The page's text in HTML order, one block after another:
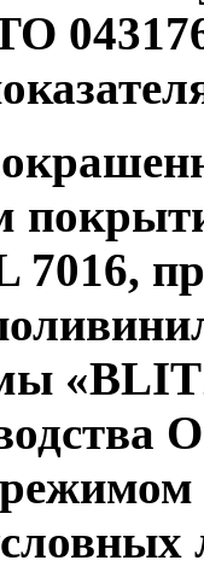
7016,
«
режимом